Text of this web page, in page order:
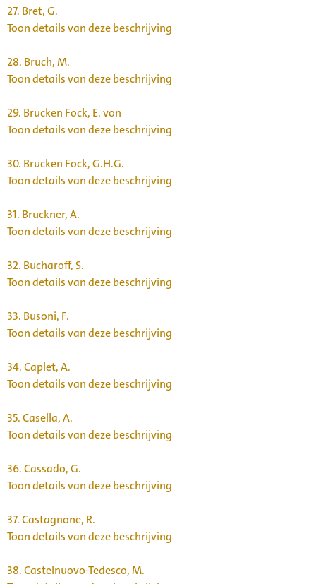
27. Bret, G.
Toon details van deze beschrijving
28. Bruch, M.
Toon details van deze beschrijving
29. Brucken Fock, E. von
Toon details van deze beschrijving
30. Brucken Fock, G.H.G.
Toon details van deze beschrijving
31. Bruckner, A.
Toon details van deze beschrijving
32. Bucharoff, S.
Toon details van deze beschrijving
33. Busoni, F.
Toon details van deze beschrijving
34.Caplet, A.
Toon details van deze beschrijving
35.Casella, A.
Toon details van deze beschrijving
36.Cassado, G.
Toon details van deze beschrijving
37.Castagnone, R.
Toon details van deze beschrijving
38.Castelnuovo-Tedesco, M.